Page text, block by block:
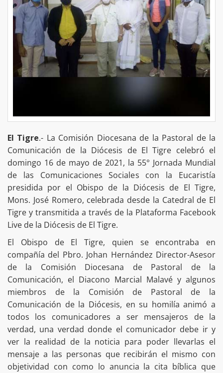
El Tigre.- La Comisión Diocesana de la Pastoral de la
Comunicación de la Diócesis de El Tigre celebró el
domingo 16 de mayo de 2021, la 55° Jornada Mundial
de las Comunicaciones Sociales con la Eucaristía
presidida por el Obispo de la Diócesis de El Tigre,
Mons. José Romero, celebrada desde la Catedral de El
Tigre y transmitida a través de la Plataforma Facebook
Live de la Diócesis de El Tigre.
El Obispo de El Tigre, quien se encontraba en
compañía del Pbro. Johan Hernández Director-Asesor
de la Comisión Diocesana de Pastoral de la
Comunicación, el Diacono Marcial Malavé y algunos
miembros de la Comisión de Pastoral de la
Comunicación de la Diócesis, en su homilía animó a
todos los comunicadores a ser mensajeros de la
verdad, una verdad donde el comunicador debe ir y
ver la realidad de la noticia para poder llevarlas el
mensaje a las personas que recibirán el mismo con
objetividad con como lo anuncia la cita bíblica que